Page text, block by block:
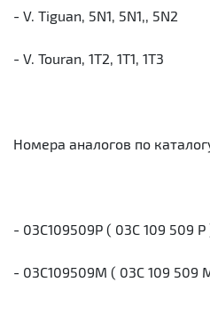
- V. Tiguan, 5N1, 5N1,, 5N2
- V. Touran, 1T2, 1T1, 1T3
Номера аналогов по
- 03C109509P ( 03C 109 509 P
- 03C109509M ( 03C 109 509